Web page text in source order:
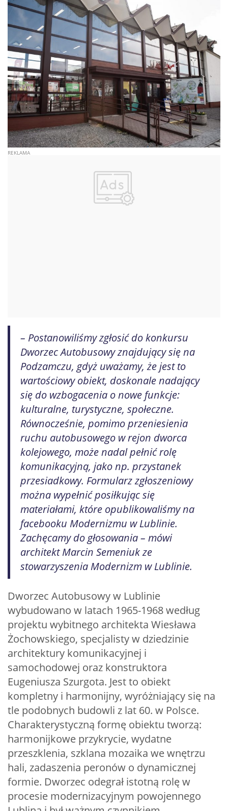
– Postanowiliśmy zgłosić do konkursu
Dworzec Autobusowy znajdujący się na
Podzamczu, gdyż uważamy, że jest to
wartościowy obiekt, doskonale nadający
się do wzbogacenia o nowe funkcje:
kulturalne, turystyczne, społeczne.
Równocześnie, pomimo przeniesienia
ruchu autobusowego w rejon dworca
kolejowego, może nadal pełnić rolę
komunikacyjną, jako np. przystanek
przesiadkowy. Formularz zgłoszeniowy
można wypełnić posiłkując się
materiałami, które opublikowaliśmy na
facebooku Modernizmu w Lublinie.
Zachęcamy do głosowania – mówi
architekt Marcin Semeniuk ze
stowarzyszenia Modernizm w Lublinie.
Dworzec Autobusowy w Lublinie
wybudowano w latach 1965-1968 według
projektu wybitnego architekta Wiesława
Żochowskiego, specjalisty w dziedzinie
architektury komunikacyjnej i
samochodowej oraz konstruktora
Eugeniusza Szurgota. Jest to obiekt
kompletny i harmonijny, wyróżniający się na
tle podobnych budowli z lat 60. w Polsce.
Charakterystyczną formę obiektu tworzą:
harmonijkowe przykrycie, wydatne
przeszklenia, szklana mozaika we wnętrzu
hali, zadaszenia peronów o dynamicznej
formie. Dworzec odegrał istotną rolę w
procesie modernizacyjnym powojennego